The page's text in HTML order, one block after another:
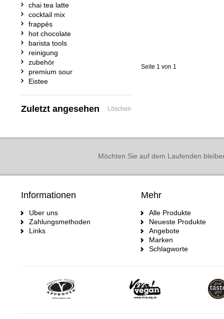
Seite 1 von 1
chai tea latte
cocktail mix
frappés
hot chocolate
barista tools
reinigung
zubehör
premium sour
Eistee
Zuletzt angesehen Löschen
Möchten Sie auf dem Laufenden
Informationen
Uber uns
Zahlungsmethoden
Links
Mehr
Alle Produkte
Neueste Produkte
Angebote
Marken
Schlagworte